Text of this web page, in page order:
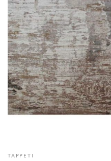
TAPPETI